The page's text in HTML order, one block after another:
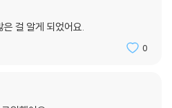
걸 알게 되었어요.
0